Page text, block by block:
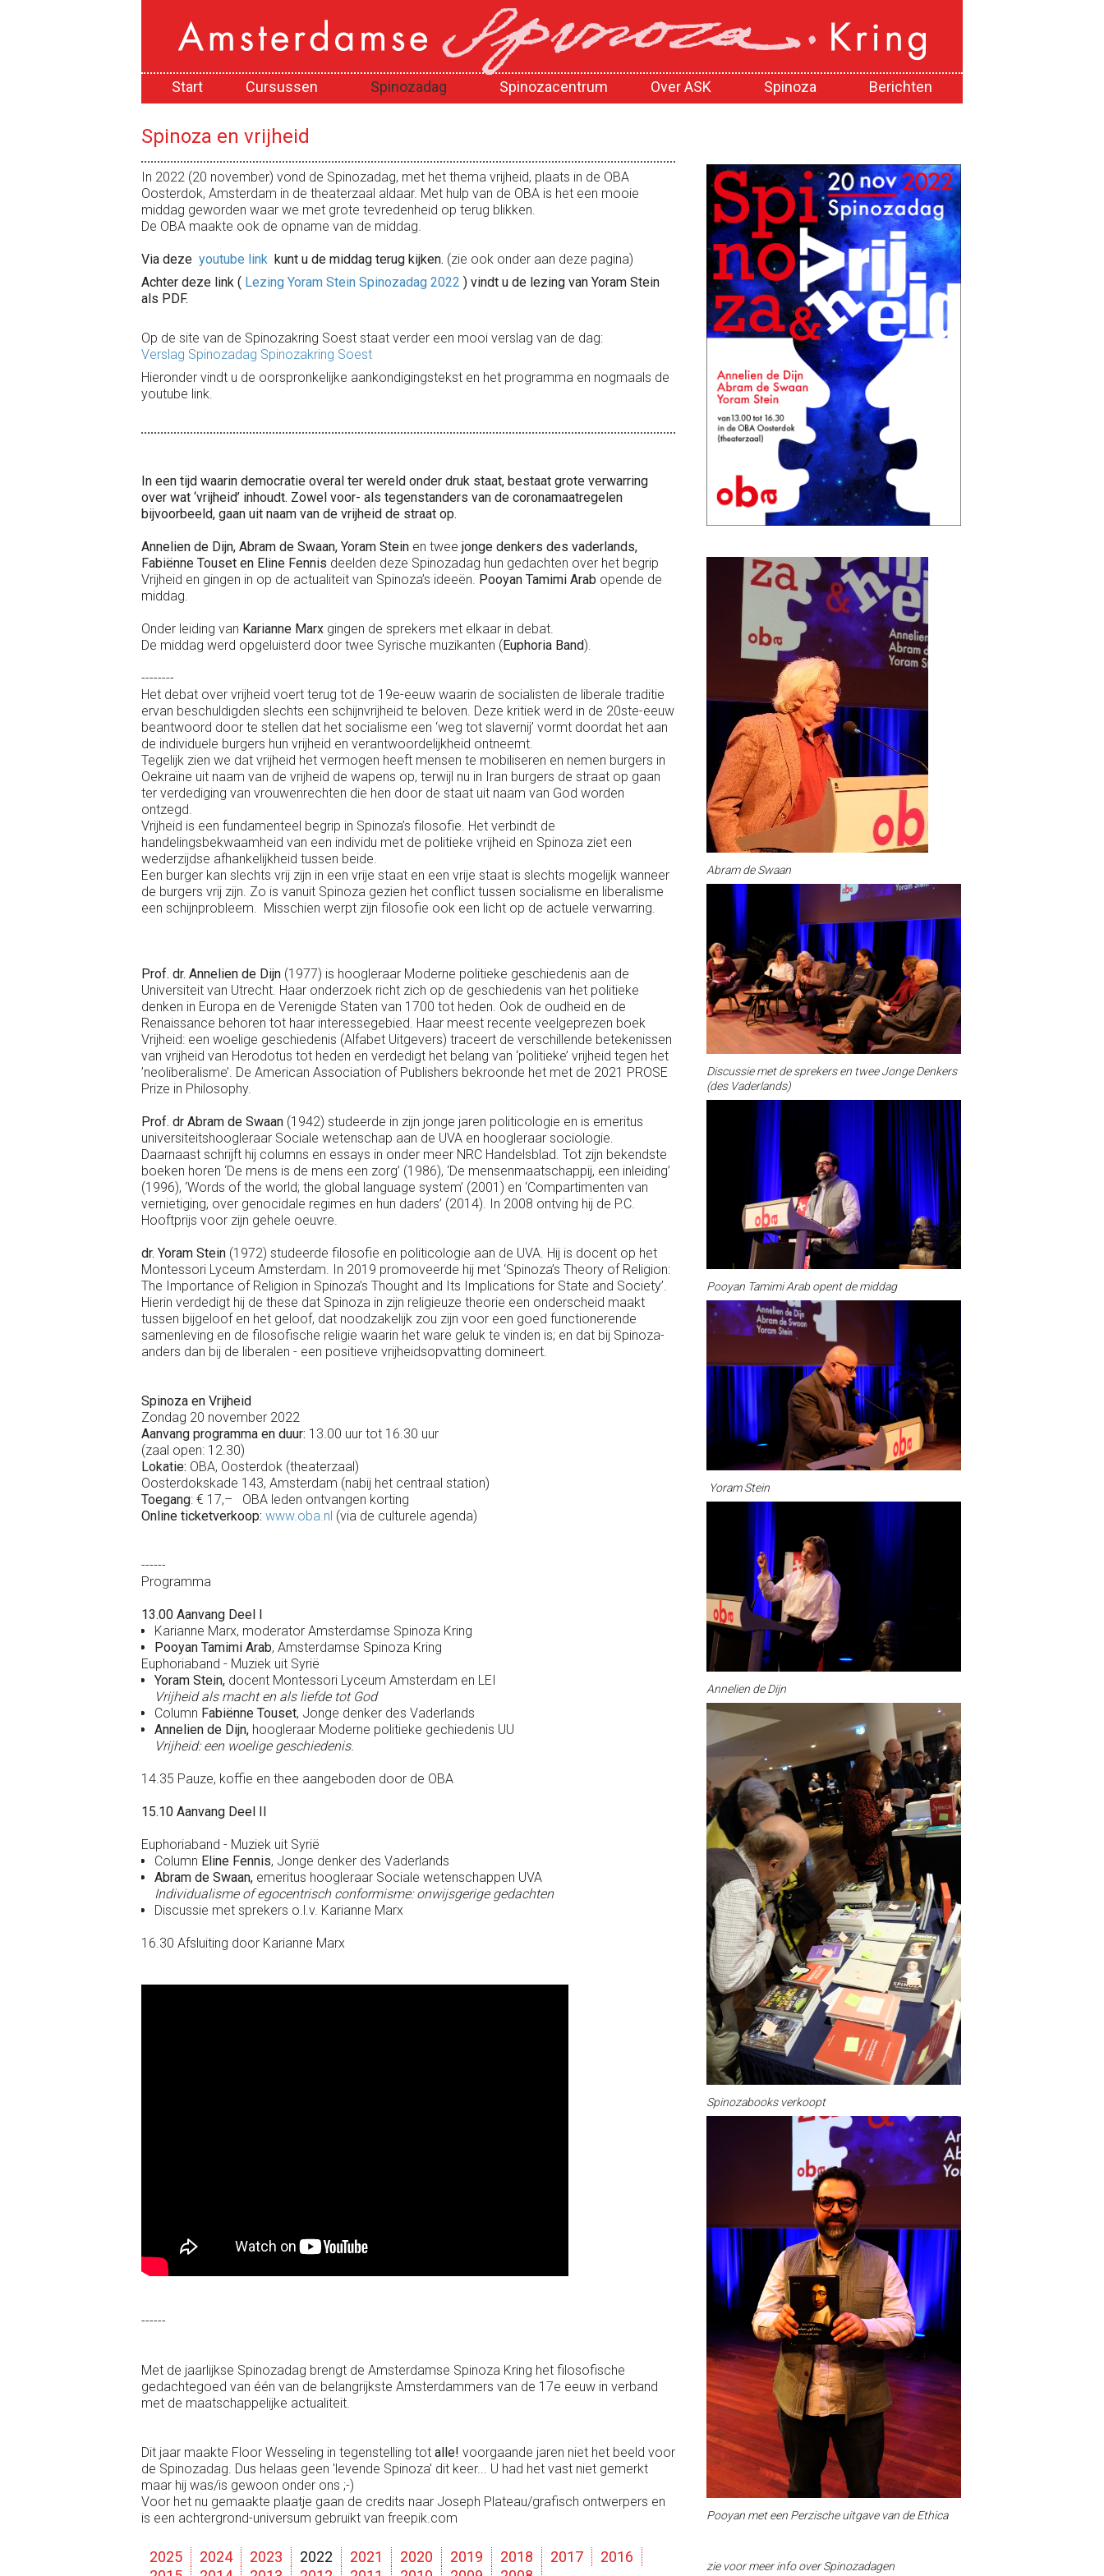
Start Cursussen Spinozadag Spinozacentrum Over ASK Spinoza Berichten
Spinoza en vrijheid
In 2022 (20 november) vond de Spinozadag, met het thema vrijheid, plaats in de OBA
Oosterdok, Amsterdam in de theaterzaal aldaar. Met hulp van de OBA is het een mooie
middag geworden waar we met grote tevredenheid op terug blikken.
De OBA maakte ook de opname van de middag.
Via deze youtube link kunt u de middag terug kijken. (zie ook onder aan deze pagina)
Achter deze link ( Lezing Yoram Stein Spinozadag 2022 ) vindt u de lezing van Yoram Stein
als PDF.
Op de site van de Spinozakring Soest staat verder een mooi verslag van de dag:
Verslag Spinozadag Spinozakring Soest
Hieronder vindt u de oorspronkelijke aankondigingstekst en het programma en nogmaals de
youtube link.
In een tijd waarin democratie overal ter wereld onder druk staat, bestaat grote verwarring
over wat ‘vrijheid’ inhoudt. Zowel voor- als tegenstanders van de coronamaatregelen
bijvoorbeeld, gaan uit naam van de vrijheid de straat op.
Annelien de Dijn, Abram de Swaan, Yoram Stein en twee jonge denkers des vaderlands,
Fabiënne Touset en Eline Fennis deelden deze Spinozadag hun gedachten over het begrip
Vrijheid en gingen in op de actualiteit van Spinoza’s ideeën. Pooyan Tamimi Arab opende de
middag.
Onder leiding van Karianne Marx gingen de sprekers met elkaar in debat.
De middag werd opgeluisterd door twee Syrische muzikanten (Euphoria Band).
--------
Het debat over vrijheid voert terug tot de 19e-eeuw waarin de socialisten de liberale traditie
ervan beschuldigden slechts een schijnvrijheid te beloven. Deze kritiek werd in de 20ste-eeuw
beantwoord door te stellen dat het socialisme een ‘weg tot slavernij’ vormt doordat het aan
de individuele burgers hun vrijheid en verantwoordelijkheid ontneemt.
Tegelijk zien we dat vrijheid het vermogen heeft mensen te mobiliseren en nemen burgers in
Oekraïne uit naam van de vrijheid de wapens op, terwijl nu in Iran burgers de straat op gaan
ter verdediging van vrouwenrechten die hen door de staat uit naam van God worden
ontzegd.
Vrijheid is een fundamenteel begrip in Spinoza’s filosofie. Het verbindt de
handelingsbekwaamheid van een individu met de politieke vrijheid en Spinoza ziet een
wederzijdse afhankelijkheid tussen beide.
Een burger kan slechts vrij zijn in een vrije staat en een vrije staat is slechts mogelijk wanneer
de burgers vrij zijn. Zo is vanuit Spinoza gezien het conflict tussen socialisme en liberalisme
een schijnprobleem. Misschien werpt zijn filosofie ook een licht op de actuele verwarring.
Prof. dr. Annelien de Dijn (1977) is hoogleraar Moderne politieke geschiedenis aan de
Universiteit van Utrecht. Haar onderzoek richt zich op de geschiedenis van het politieke
denken in Europa en de Verenigde Staten van 1700 tot heden. Ook de oudheid en de
Renaissance behoren tot haar interessegebied. Haar meest recente veelgeprezen boek
Vrijheid: een woelige geschiedenis (Alfabet Uitgevers) traceert de verschillende betekenissen
van vrijheid van Herodotus tot heden en verdedigt het belang van ‘politieke’ vrijheid tegen het
’neoliberalisme’. De American Association of Publishers bekroonde het met de 2021 PROSE
Prize in Philosophy.
Prof. dr Abram de Swaan (1942) studeerde in zijn jonge jaren politicologie en is emeritus
universiteitshoogleraar Sociale wetenschap aan de UVA en hoogleraar sociologie.
Daarnaast schrijft hij columns en essays in onder meer NRC Handelsblad. Tot zijn bekendste
boeken horen ‘De mens is de mens een zorg’ (1986), ‘De mensenmaatschappij, een inleiding’
(1996), ‘Words of the world; the global language system’ (2001) en ‘Compartimenten van
vernietiging, over genocidale regimes en hun daders’ (2014). In 2008 ontving hij de P.C.
Hooftprijs voor zijn gehele oeuvre.
dr. Yoram Stein (1972) studeerde filosofie en politicologie aan de UVA. Hij is docent op het
Montessori Lyceum Amsterdam. In 2019 promoveerde hij met ‘Spinoza’s Theory of Religion:
The Importance of Religion in Spinoza’s Thought and Its Implications for State and Society’.
Hierin verdedigt hij de these dat Spinoza in zijn religieuze theorie een onderscheid maakt
tussen bijgeloof en het geloof, dat noodzakelijk zou zijn voor een goed functionerende
samenleving en de filosofische religie waarin het ware geluk te vinden is; en dat bij Spinoza-
anders dan bij de liberalen - een positieve vrijheidsopvatting domineert.
Spinoza en Vrijheid
Zondag 20 november 2022
Aanvang programma en duur: 13.00 uur tot 16.30 uur
(zaal open: 12.30)
Lokatie: OBA, Oosterdok (theaterzaal)
Oosterdokskade 143, Amsterdam (nabij het centraal station)
Toegang: € 17,– OBA leden ontvangen korting
Online ticketverkoop: www.oba.nl (via de culturele agenda)
------
Programma
13.00 Aanvang Deel I
Karianne Marx, moderator Amsterdamse Spinoza Kring
Pooyan Tamimi Arab, Amsterdamse Spinoza Kring
Euphoriaband - Muziek uit Syrië
Yoram Stein, docent Montessori Lyceum Amsterdam en LEI
Vrijheid als macht en als liefde tot God
Column Fabiënne Touset, Jonge denker des Vaderlands
Annelien de Dijn, hoogleraar Moderne politieke gechiedenis UU
Vrijheid: een woelige geschiedenis.
14.35 Pauze, koffie en thee aangeboden door de OBA
15.10 Aanvang Deel II
Euphoriaband - Muziek uit Syrië
Column Eline Fennis, Jonge denker des Vaderlands
Abram de Swaan, emeritus hoogleraar Sociale wetenschappen UVA
Individualisme of egocentrisch conformisme: onwijsgerige gedachten
Discussie met sprekers o.l.v. Karianne Marx
16.30 Afsluiting door Karianne Marx
------
Met de jaarlijkse Spinozadag brengt de Amsterdamse Spinoza Kring het filosofische
gedachtegoed van één van de belangrijkste Amsterdammers van de 17e eeuw in verband
met de maatschappelijke actualiteit.
Dit jaar maakte Floor Wesseling in tegenstelling tot alle! voorgaande jaren niet het beeld voor
de Spinozadag. Dus helaas geen 'levende Spinoza' dit keer... U had het vast niet gemerkt
maar hij was/is gewoon onder ons ;-)
Voor het nu gemaakte plaatje gaan de credits naar Joseph Plateau/grafisch ontwerpers en
is een achtergrond-universum gebruikt van freepik.com
2025 2024 2023 2022 2021 2020 2019 2018 2017
2016
Abram de Swaan
Discussie met de sprekers en twee Jonge Denkers
(des Vaderlands)
Pooyan Tamimi Arab opent de middag
Yoram Stein
Annelien de Dijn
Spinozabooks verkoopt
Pooyan met een Perzische uitgave van de Ethica
zie voor meer info over Spinozadagen